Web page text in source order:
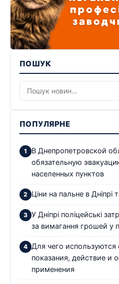
ПОШУК
ПОПУЛЯРНЕ
В Днепропетровской
обязательную
населенных пунктов
Ціни на пальне в Дніпрі
У Дніпрі поліцейські
за вимагання грошей у
Для чего
показания, действие и
применения